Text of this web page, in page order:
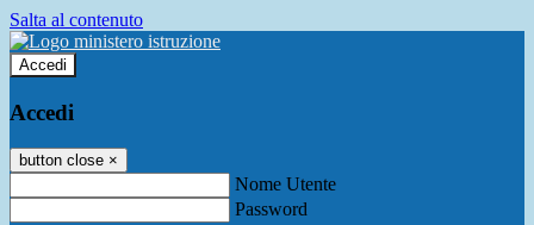
Salta al contenuto
Accedi
Accedi
button close ×
Nome Utente
Password